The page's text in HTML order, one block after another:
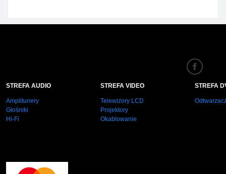
STREFA AUDIO
Amplitunery
Głośniki
Hi-Fi
STREFA VIDEO
Telewizory LCD
Projektory
Okablowanie
STREFA